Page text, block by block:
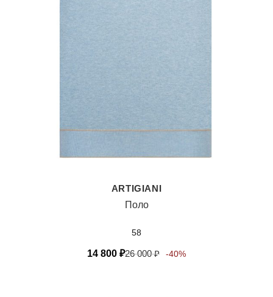
ARTIGIANI
Поло
58
14 800 ₽26 000₽ -40%